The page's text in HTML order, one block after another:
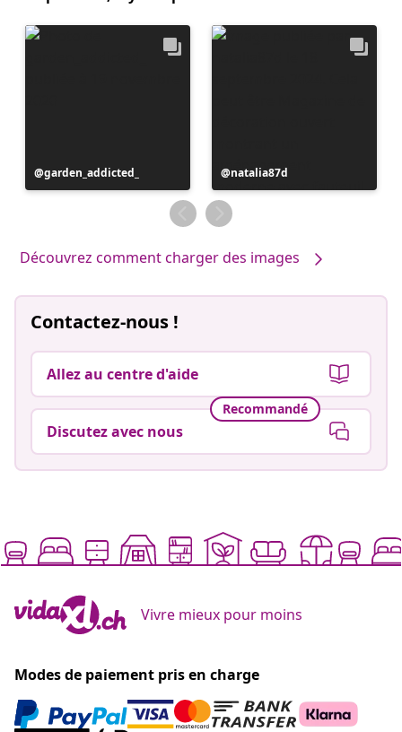
Publication
publiée
garden_addicted_
Publication
publiée
par
natalia87d
Découvrez comment charger des images
Contactez-nous !
Allez au centre d'aide
Recommandé
Discutez avec nous
Vivre mieux pour moins
Modes de paiement pris en charge